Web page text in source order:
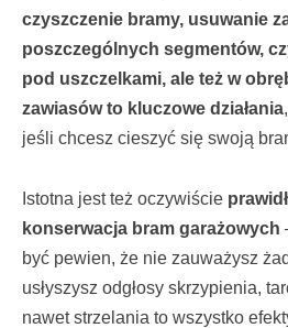
czyszczenie bramy, usuwanie
poszczególnych segmentów,
pod uszczelkami, ale też w
zawiasów to kluczowe działania
jeśli chcesz cieszyć się swoją
Istotna jest też oczywiście
konserwacja bram garażowych
być pewien, że nie zauważysz
usłyszysz odgłosy skrzypienia,
nawet strzelania to wszystko